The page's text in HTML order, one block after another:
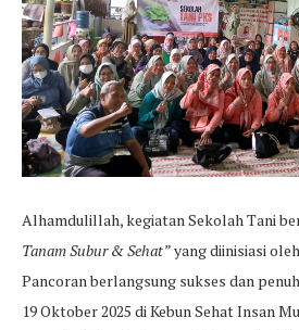
Alhamdulillah, kegiatan Sekolah Tani
Tanam Subur & Sehat”yang diinisiasi
Pancoran berlangsung sukses dan
19 Oktober 2025 di Kebun Sehat Insan